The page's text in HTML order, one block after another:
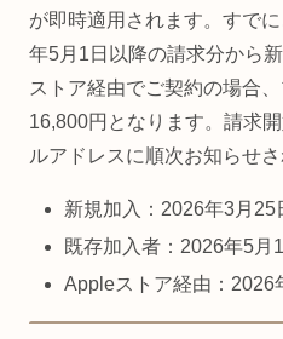
が即時適用されます。すで
年5月1日以降の請求分から
ストア経由でご契約の場合
16,800円となります。請求
ルアドレスに順次お知らせさ
新規加入：2026年3月25
既存加入者：2026年5月
Appleストア経由：2026